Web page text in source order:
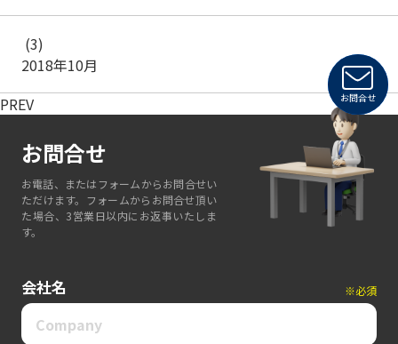
2018年10月
(3)
PREV お問合せ
お問合せ
お電話、またはフォームからお問合せい
ただけます。フォームからお問合せ頂い
た場合、3営業日以内にお返事いたしま
す。
会社名 ※必須